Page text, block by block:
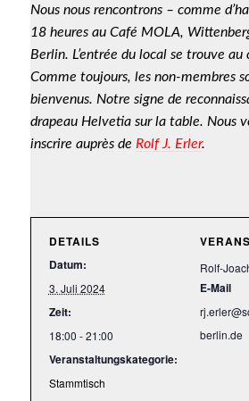
Nous nous rencontrons – comme
18 heures au Café MOLA,
Berlin. L’entrée du local se trouve au
Comme toujours, les non-membres
bienvenus. Notre signe de
drapeau Helvetia sur la table. Nous
inscrire auprès de Rolf J. Erler.
DETAILS
Datum:
3. Juli 2024
Zeit:
18:00 - 21:00
Veranstaltungskategorie:
Stammtisch
Rolf-
E-Mail
berlin.de
Webdienste
Bitte beachten
Sie, dass bei
einer
Ablehnung
womöglich
nicht mehr alle
Funktionalitäten